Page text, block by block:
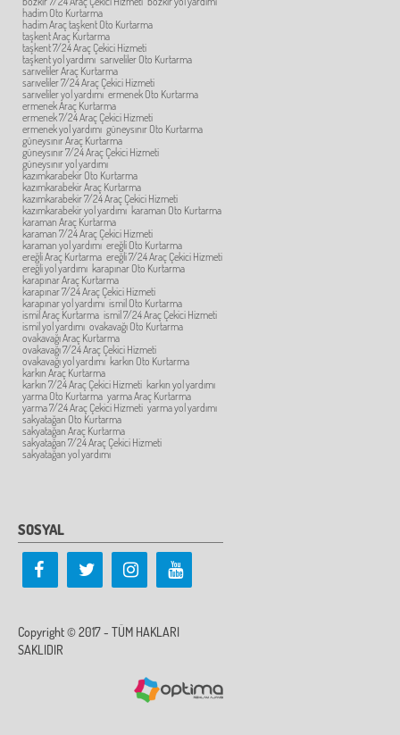
hadim Oto Kurtarma
hadim Araç taşkent Oto Kurtarma
taşkent Araç Kurtarma
taşkent 7/24 Araç Çekici Hizmeti
taşkent yol yardımı sarıveliler Oto Kurtarma
sarıveliler Araç Kurtarma
sarıveliler 7/24 Araç Çekici Hizmeti
sarıveliler yol yardımı ermenek Oto Kurtarma
ermenek Araç Kurtarma
ermenek 7/24 Araç Çekici Hizmeti
ermenek yol yardımı güneysınır Oto Kurtarma
güneysınır Araç Kurtarma
güneysınır 7/24 Araç Çekici Hizmeti
güneysınır yol yardımı
kazımkarabekir Oto Kurtarma
kazımkarabekir Araç Kurtarma
kazımkarabekir 7/24 Araç Çekici Hizmeti
kazımkarabekir yol yardımı karaman Oto Kurtarma
karaman Araç Kurtarma
karaman 7/24 Araç Çekici Hizmeti
karaman yol yardımı ereğli Oto Kurtarma
ereğli Araç Kurtarma ereğli 7/24 Araç Çekici Hizmeti
ereğli yol yardımı karapınar Oto Kurtarma
karapınar Araç Kurtarma
karapınar 7/24 Araç Çekici Hizmeti
karapınar yol yardımı ismil Oto Kurtarma
ismil Araç Kurtarma ismil 7/24 Araç Çekici Hizmeti
ismil yol yardımı ovakavağı Oto Kurtarma
ovakavağı Araç Kurtarma
ovakavağı 7/24 Araç Çekici Hizmeti
ovakavağı yol yardımı karkın Oto Kurtarma
karkın Araç Kurtarma
karkın 7/24 Araç Çekici Hizmeti karkın yol yardımı
yarma Oto Kurtarma yarma Araç Kurtarma
yarma 7/24 Araç Çekici Hizmeti yarma yol yardımı
sakyatağan Oto Kurtarma
sakyatağan Araç Kurtarma
sakyatağan 7/24 Araç Çekici Hizmeti
sakyatağan yol yardımı
SOSYAL
Copyright © 2017 - TÜM HAKLARI
SAKLIDIR